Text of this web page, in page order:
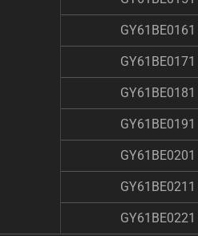
GY61BE0161
GY61BE0171
GY61BE0181
GY61BE0191
GY61BE0201
GY61BE0211
GY61BE0221